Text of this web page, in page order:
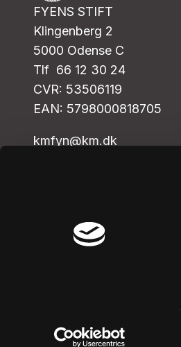
FYENS STIFT
Klingenberg 2
5000 Odense C
Tlf 66 12 30 24
CVR: 53506119
EAN: 5798000818705
kmfyn@km.dk